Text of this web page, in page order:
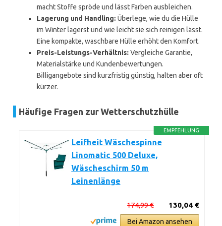
macht Stoffe spröde und lässt Farben ausbleichen.
Lagerung und Handling: Überlege, wie du die Hülle
im Winter lagerst und wie leicht sie sich reinigen lässt.
Eine kompakte, waschbare Hülle erhöht den Komfort.
Preis-Leistungs-Verhältnis: Vergleiche Garantie,
Materialstärke und Kundenbewertungen.
Billigangebote sind kurzfristig günstig, halten aber oft
kürzer.
Häufige Fragen zur Wetterschutzhülle
EMPFEHLUNG
Leifheit Wäschespinne
Linomatic 500 Deluxe,
Wäscheschirm 50 m
Leinenlänge
130,04 €
174,99 €
Bei Amazon ansehen